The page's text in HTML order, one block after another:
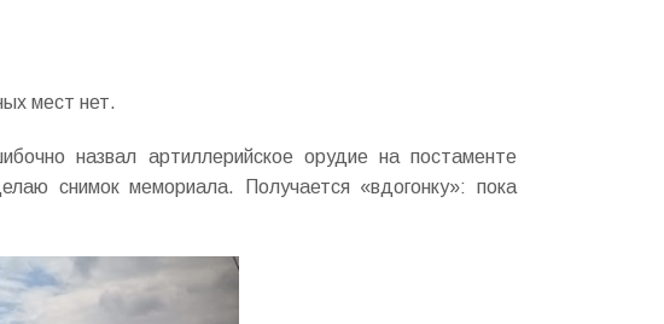
мест нет.
назвал артиллерийское орудие на постаменте
снимок мемориала. Получается «вдогонку»: пока